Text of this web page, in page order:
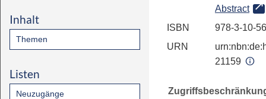
Inhalt
Themen
Listen
Neuzugänge
Abstract
ISBN
978-3-10-
URN
21159